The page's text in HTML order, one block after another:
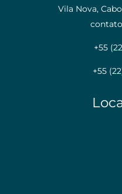
Vila Nova,
+55
+55